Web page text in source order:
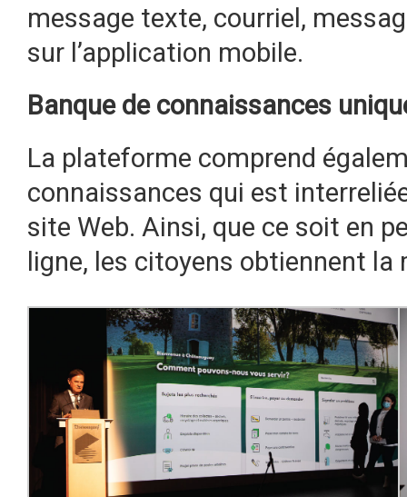
message texte, courriel,
sur l’application mobile.
Banque de connaissances
La plateforme comprend
connaissances qui est
site Web. Ainsi, que ce soit en
ligne, les citoyens obtiennent